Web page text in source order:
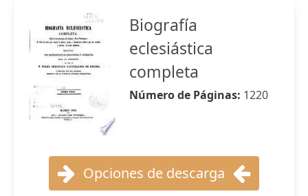
Biografía
eclesiástica
completa
Número de Páginas: 1220
Opciones de descarga